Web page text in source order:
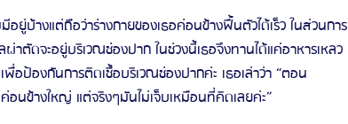
บ้างแต่ถือว่าร่างกายของเธอค่อนข้างฟื้นตัวได้เร็ว ในส่วนการ
าตัดจะอยู่บริเวณช่องปาก ในช่วงนี้เธอจึงทานได้แค่อาหารเหลว
ป้องกันการติดเชื้อบริเวณช่องปากค่ะ เธอเล่าว่า “ตอน
อนข้างใหญ่ แต่จริงๆมันไม่เจ็บเหมือนที่คิดเลยค่ะ”